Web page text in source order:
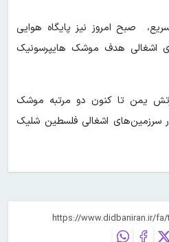
صبح امروز نیز پایگاه هوایی
اشغالی هدف موشک هایپرسونیک
یمن تا کنون دو مرتبه موشک
سرزمین‌های اشغالی فلسطین شلیک